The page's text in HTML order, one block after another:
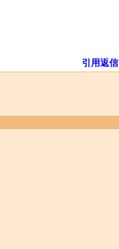
引用返信